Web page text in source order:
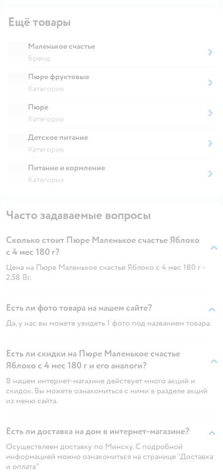
Ещё товары
Маленькое счастье
Бренд
Пюре фруктовые
Категория
Пюре
Категория
Детское питание
Категория
Питание и кормление
Категория
Часто задаваемые вопросы
Сколько стоит Пюре Маленькое счастье Яблоко
с 4 мес 180 г?
Цена на Пюре Маленькое счастье Яблоко с 4 мес 180 г -
2.58 Br.
Есть ли фото товара на нашем сайте?
Да, у нас вы можете увидеть 1 фото под названием товара.
Есть ли скидки на Пюре Маленькое счастье
Яблоко с 4 мес 180 г и его аналоги?
В нашем интернет-магазине действует много акций и
скидок. Вы можете ознакомиться с ними в разделе акций
из меню сайта.
Есть ли доставка на дом в интернет-магазине?
Осуществляем доставку по Минску. С подробной
информацией можно ознакомиться на странице "Доставка
и оплата"